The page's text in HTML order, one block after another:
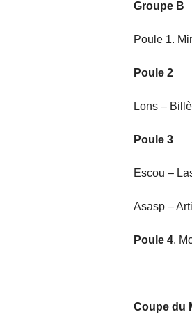
Groupe B
Poule 1.
Poule 2
Lons –
Poule 3
Escou –
Asasp –
Poule 4.
Coupe du